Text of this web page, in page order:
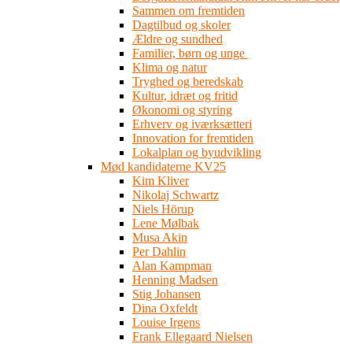
Sammen om fremtiden
Dagtilbud og skoler
Ældre og sundhed
Familier, børn og unge
Klima og natur
Tryghed og beredskab
Kultur, idræt og fritid
Økonomi og styring
Erhverv og iværksætteri
Innovation for fremtiden
Lokalplan og byudvikling
Mød kandidaterne KV25
Kim Kliver
Nikolaj Schwartz
Niels Hörup
Lene Mølbak
Musa Akin
Per Dahlin
Alan Kampman
Henning Madsen
Stig Johansen
Dina Oxfeldt
Louise Irgens
Frank Ellegaard Nielsen